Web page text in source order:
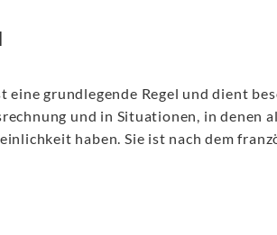
eine grundlegende Regel und dient
und in Situationen, in denen
haben. Sie ist nach dem